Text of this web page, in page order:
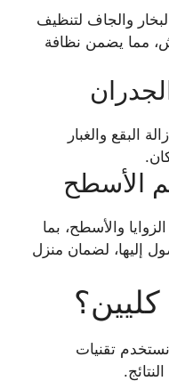
والجاف لتنظيف
مما يضمن نظافة
البقع والغبار
والأسطح، بما
إليها، لضمان منزل
كليين؟
نستخدم تقنيات